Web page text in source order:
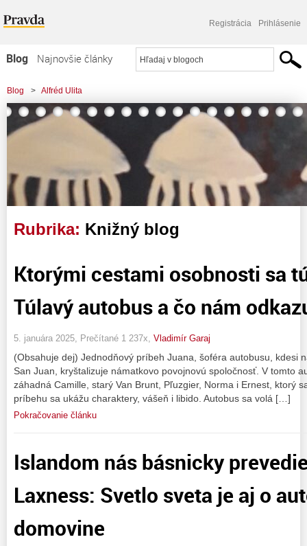
Registrácia Prihlásenie
Blog
Najnovšie články
Najčítanejšie články
Najkomentovanejšie články
Zoznam blogov
Komerčné blogy
Blog > Alfréd Ulita
Rubrika: Knižný blog
Ktorými cestami osobnosti sa
Túlavý autobus a čo nám
5. januára 2025, Prečítané 1 237x, Vladimír Garaj
(Obsahuje dej) Jednodňový príbeh Juana, šoféra autobusu, kdesi
San Juan, kryštalizuje námatkovo povojnovú spoločnosť. V tomto
záhadná Camille, starý Van Brunt, Pľuzgier, Norma i Ernest, ktorý
príbehu sa ukážu charaktery, vášeň i libido. Autobus sa volá […]
Pokračovanie článku
Islandom nás básnicky
Laxness: Svetlo sveta je aj o
domovine